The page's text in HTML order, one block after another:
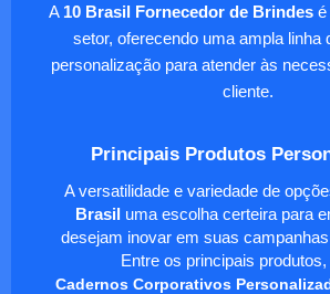
A 10 Brasil Fornecedor de Brindes é
setor, oferecendo uma ampla linha
personalização para atender às
cliente.
Principais Produtos
A versatilidade e variedade de
Brasil uma escolha certeira para
desejam inovar em suas
Entre os principais produtos,
Cadernos Corporativos